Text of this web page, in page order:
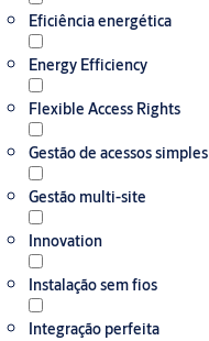
Eficiência energética
Energy Efficiency
Flexible Access Rights
Gestão de acessos simples
Gestão multi-site
Innovation
Instalação sem fios
Integração perfeita